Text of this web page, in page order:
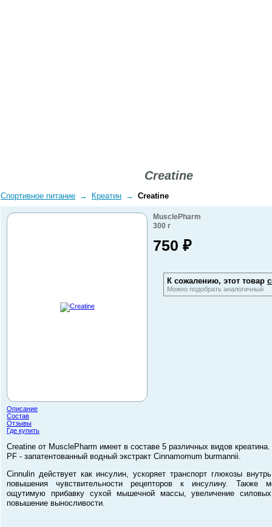
Creatine
Спортивное питание → Креатин → Creatine
MusclePharm
300 г
750 ₽
К сожалению, этот товар
Можно подобрать аналогичный
Описание
Состав
Отзывы
Где купить
Creatine от MusclePharm имеет в составе 5 различных видов
PF - запатентованный водный экстракт Cinnamomum burmannii.
Cinnulin действует как инсулин, ускоряет транспорт глюкозы
повышения чувствительности рецепторов к инсулину. Также
ощутимую прибавку сухой мышечной массы, увеличение
повышение выносливости.